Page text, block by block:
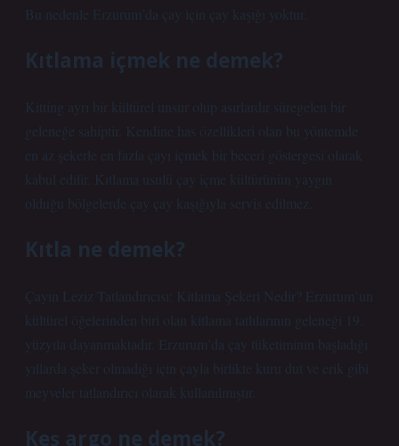
Bu nedenle Erzurum’da çay için çay kaşığı yoktur.
Kıtlama içmek ne demek?
Kitting ayrı bir kültürel unsur olup asırlardır süregelen bir
geleneğe sahiptir. Kendine has özellikleri olan bu yöntemde
en az şekerle en fazla çayı içmek bir beceri göstergesi olarak
kabul edilir. Kıtlama usulü çay içme kültürünün yaygın
olduğu bölgelerde çay çay kaşığıyla servis edilmez.
Kıtla ne demek?
Çayın Leziz Tatlandırıcısı: Kitlama Şekeri Nedir? Erzurum’un
kültürel öğelerinden biri olan kitlama tatlılarının geleneği 19.
yüzyıla dayanmaktadır. Erzurum’da çay tüketiminin başladığı
yıllarda şeker olmadığı için çayla birlikte kuru dut ve erik gibi
meyveler tatlandırıcı olarak kullanılmıştır.
Keş argo ne demek?